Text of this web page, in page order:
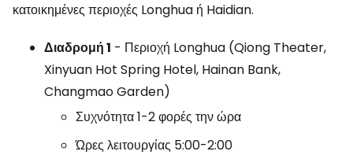
κατοικημένες περιοχές Longhua ή Haidian.
Διαδρομή 1 - Περιοχή Longhua (Qiong Theater,
Xinyuan Hot Spring Hotel, Hainan Bank,
Changmao Garden)
Συχνότητα 1-2 φορές την ώρα
Ώρες λειτουργίας 5:00-2:00